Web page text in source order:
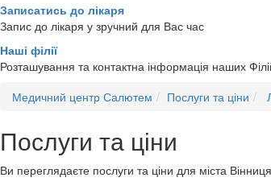
Записатись до лікаря
Запис до лікаря у зручний для Вас час
Наші філії
Розташування та контактна інформація наших
Медичний центр Салютем
Послуги та ціни
Послуги та ціни
Ви переглядаєте послуги та ціни для міста Вінниця